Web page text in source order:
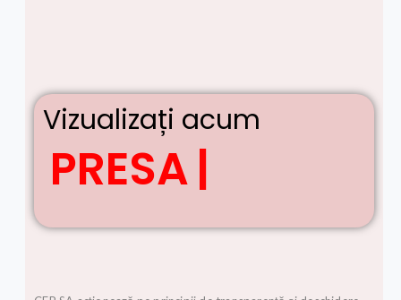
Vizualizați acum
PRESA|